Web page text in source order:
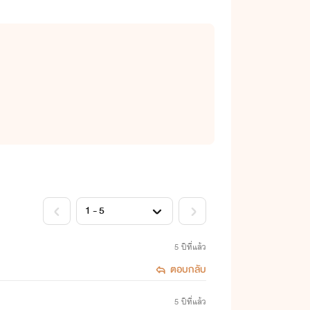
5 ปีที่แล้ว
ตอบกลับ
5 ปีที่แล้ว